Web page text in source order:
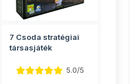
7 Csoda stratégiai
társasjáték
5.0/5